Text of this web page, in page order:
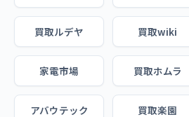
買取ルデヤ 買取wiki
家電市場 買取ホムラ
アバウテック 買取楽園